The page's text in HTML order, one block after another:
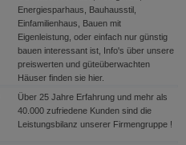
Energiesparhaus, Bauhausstil,
Einfamilienhaus, Bauen mit
Eigenleistung, oder einfach nur günstig
bauen interessant ist, Info's über unsere
preiswerten und güteüberwachten
Häuser finden sie hier.
Über 25 Jahre Erfahrung und mehr als
40.000 zufriedene Kunden sind die
Leistungsbilanz unserer Firmengruppe !